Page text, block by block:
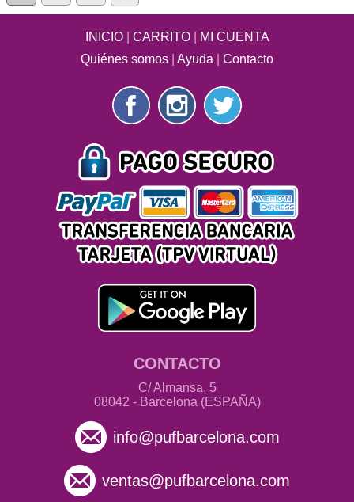
INICIO| CARRITO|
MI CUENTA
Quiénes somos
Ayuda Contacto
CONTACTO
C/ Almansa, 5
08042 - Barcelona (ESPAÑA)
info@pufbarcelona.com
ventas@pufbarcelona.com